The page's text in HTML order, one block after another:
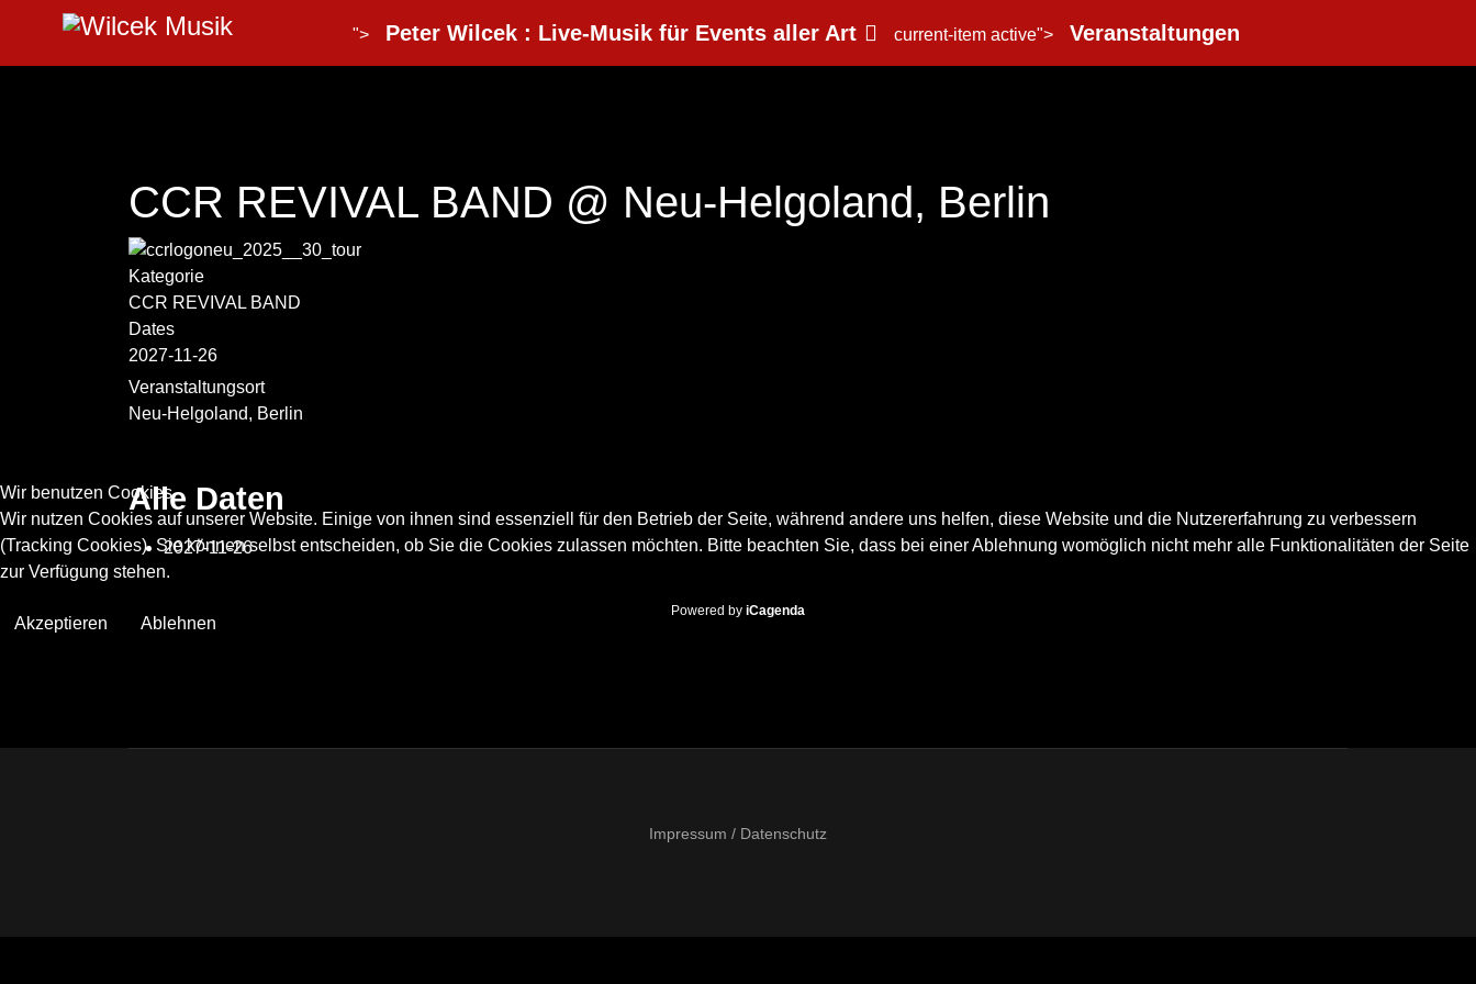
"> Peter Wilcek : Live-Musik für Events aller Art current-item active"> Veranstaltungen
CCR REVIVAL BAND @ Neu-Helgoland, Berlin
Kategorie
CCR REVIVAL BAND
Dates
2027-11-26
Veranstaltungsort
Neu-Helgoland, Berlin
Alle Daten
2027-11-26
Powered by iCagenda
Impressum / Datenschutz
Wir benutzen Cookies
Wir nutzen Cookies auf unserer Website. Einige von ihnen sind essenziell für den Betrieb der Seite, während andere uns helfen, diese Website und die Nutzererfahrung zu verbessern
(Tracking Cookies). Sie können selbst entscheiden, ob Sie die Cookies zulassen möchten. Bitte beachten Sie, dass bei einer Ablehnung womöglich nicht mehr alle Funktionalitäten der Seite
zur Verfügung stehen.
Akzeptieren Ablehnen